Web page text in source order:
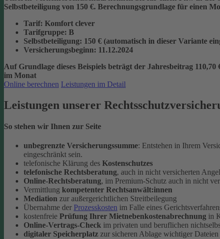
Selbstbeteiligung von 150 €. Berechnungsgrundlage für einen
Tarif: Komfort clever
Tarifgruppe: B
Selbstbeteiligung: 150 € (automatisch in dieser Variante
Versicherungsbeginn: 11.12.2024
Auf Grundlage dieses Beispiels beträgt der Jahresbeitrag 110,70
im Monat
Online berechnen Leistungen im Detail
Leistungen unserer
So stehen wir Ihnen zur Seite
unbegrenzte Versicherungssumme: Entstehen in Ihrem
eingeschränkt sein.
telefonische Klärung des Kostenschutzes
telefonische Rechtsberatung, auch in nicht versicherten
Online-Rechtsberatung, im Premium-Schutz auch in nicht
Vermittlung kompetenter Rechtsanwält:innen
Mediation zur außergerichtlichen Streitbeilegung
Übernahme der Prozesskosten im Falle eines
kostenfreie Prüfung Ihrer Mietnebenkostenabrechnung in
Online-Vertrags-Check im privaten und beruflichen
digitaler Speicherplatz zur sicheren Ablage wichtiger